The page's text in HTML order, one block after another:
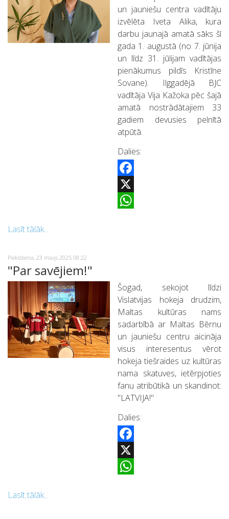
un jauniešu centra vadītāju
izvēlēta Iveta Alika, kura
darbu jaunajā amatā sāks šī
gada 1. augustā (no 7. jūnija
un līdz 31. jūlijam vadītājas
pienākumus pildīs Kristīne
Sovane). Ilggadējā BJC
vadītāja Vija Kažoka pēc šajā
amatā nostrādātajiem 33
gadiem devusies pelnītā
atpūtā.
Dalies:
Facebook
X
Lasīt tālāk...
Piektdiena, 23 maijs 2025 08:22
"Par savējiem!"
Šogad, sekojot līdzi
Vislatvijas hokeja drudzim,
Maltas kultūras nams
sadarbībā ar Maltas Bērnu
un jauniešu centru aicināja
visus interesentus vērot
hokeja tiešraides uz kultūras
nama skatuves, ietērpjoties
fanu atribūtikā un skandinot:
"LATVIJA!"
Dalies:
Facebook
X
Lasīt tālāk...